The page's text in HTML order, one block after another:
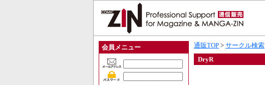
会員メニュー 通販TOP > サークル検索
DryR